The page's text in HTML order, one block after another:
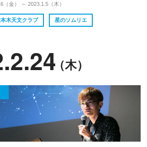
（金） ～ 2023.1.5（木）
木天文クラブ 星のソムリエ
（木）